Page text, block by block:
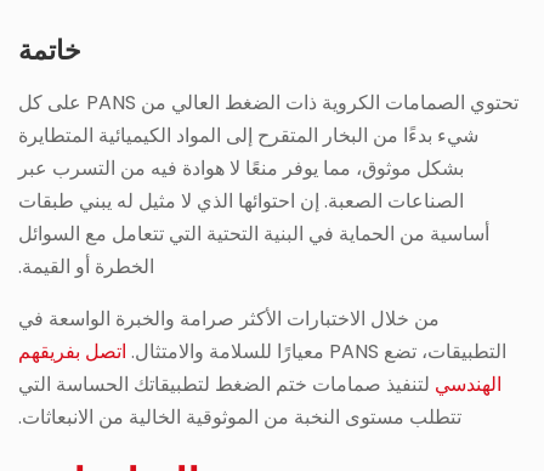
خاتمة
تحتوي الصمامات الكروية ذات الضغط العالي من PANS على كل
شيء بدءًا من البخار المتقرح إلى المواد الكيميائية المتطايرة
بشكل موثوق، مما يوفر منعًا لا هوادة فيه من التسرب عبر
الصناعات الصعبة. إن احتوائها الذي لا مثيل له يبني طبقات
أساسية من الحماية في البنية التحتية التي تتعامل مع السوائل
الخطرة أو القيمة.
من خلال الاختبارات الأكثر صرامة والخبرة الواسعة في
التطبيقات، تضع PANS معيارًا للسلامة والامتثال.
اتصل بفريقهم
الهندسي لتنفيذ صمامات ختم الضغط لتطبيقاتك الحساسة التي
تتطلب مستوى النخبة من الموثوقية الخالية من الانبعاثات.